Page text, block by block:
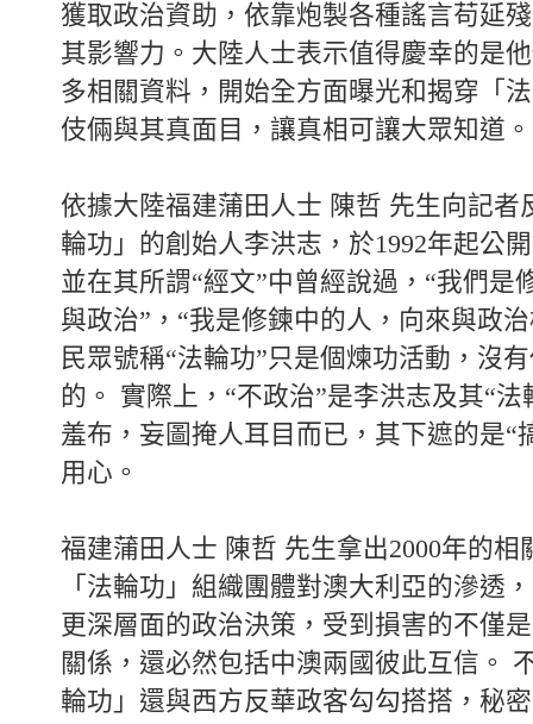
獲取政治資助，依靠炮製各種謠言苟延
其影響力。大陸人士表示值得慶幸的是
多相關資料，開始全方面曝光和揭穿「
伎倆與其真面目，讓真相可讓大眾知道。
依據大陸福建蒲田人士 陳哲 先生向記者
輪功」的創始人李洪志，於1992年起公
並在其所謂“經文”中曾經說過，“我們是
與政治”，“我是修鍊中的人，向來與政
民眾號稱“法輪功”只是個煉功活動，沒
的。 實際上，“不政治”是李洪志及其“法
羞布，妄圖掩人耳目而已，其下遮的是“
用心。
福建蒲田人士 陳哲 先生拿出2000年的相
「法輪功」組織團體對澳大利亞的滲透
更深層面的政治決策，受到損害的不僅
關係，還必然包括中澳兩國彼此互信。
輪功」還與西方反華政客勾勾搭搭，秘